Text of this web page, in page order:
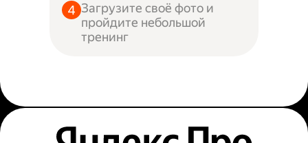
Загрузите своё фото и
пройдите небольшой
тренинг